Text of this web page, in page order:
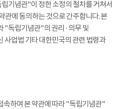
기념관"이 정한 소정의 절차를 거쳐서
관에 동의하는 것으로 간주합니다. 본
"독립기념관"의 권리 · 의무 및
사업법 기타 대한민국의 관련 법령과
하여 본 약관에 따라 "독립기념관"